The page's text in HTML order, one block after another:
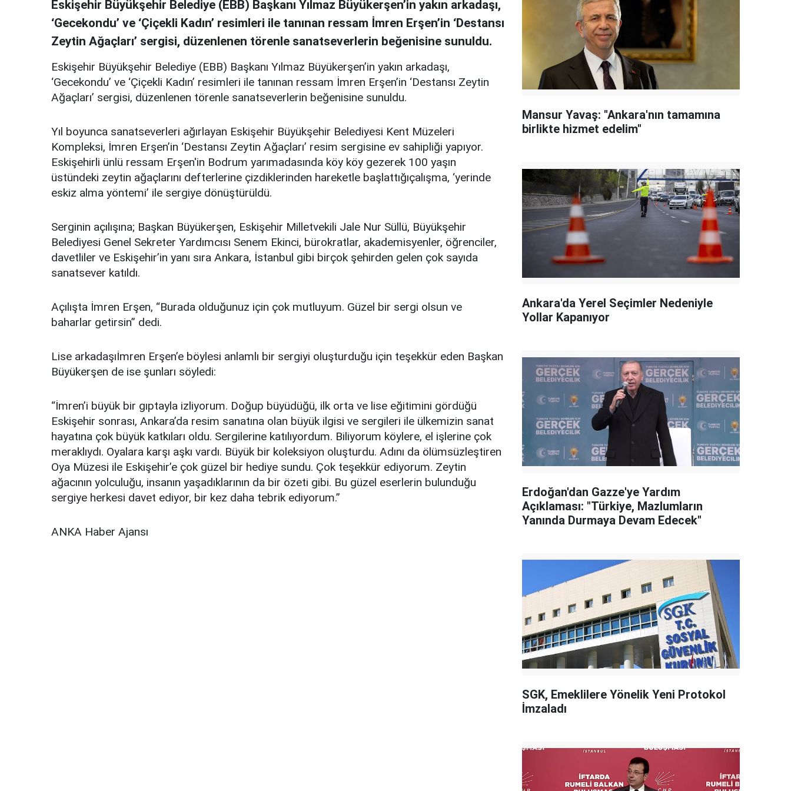
Eskişehir Büyükşehir Belediye (EBB) Başkanı Yılmaz Büyükerşen’in yakın arkadaşı,
‘Gecekondu’ ve ‘Çiçekli Kadın’ resimleri ile tanınan ressam İmren Erşen’in ‘Destansı
Zeytin Ağaçları’ sergisi, düzenlenen törenle sanatseverlerin beğenisine sunuldu.
Eskişehir Büyükşehir Belediye (EBB) Başkanı Yılmaz Büyükerşen’in yakın arkadaşı,
‘Gecekondu’ ve ‘Çiçekli Kadın’ resimleri ile tanınan ressam İmren Erşen’in ‘Destansı Zeytin
Ağaçları’ sergisi, düzenlenen törenle sanatseverlerin beğenisine sunuldu.
Yıl boyunca sanatseverleri ağırlayan Eskişehir Büyükşehir Belediyesi Kent Müzeleri
Kompleksi, İmren Erşen’in ‘Destansı Zeytin Ağaçları’ resim sergisine ev sahipliği yapıyor.
Eskişehirli ünlü ressam Erşen'in Bodrum yarımadasında köy köy gezerek 100 yaşın
üstündeki zeytin ağaçlarını defterlerine çizdiklerinden hareketle başlattığıçalışma, ‘yerinde
eskiz alma yöntemi’ ile sergiye dönüştürüldü.
Serginin açılışına; Başkan Büyükerşen, Eskişehir Milletvekili Jale Nur Süllü, Büyükşehir
Belediyesi Genel Sekreter Yardımcısı Senem Ekinci, bürokratlar, akademisyenler, öğrenciler,
davetliler ve Eskişehir’in yanı sıra Ankara, İstanbul gibi birçok şehirden gelen çok sayıda
sanatsever katıldı.
Açılışta İmren Erşen, “Burada olduğunuz için çok mutluyum. Güzel bir sergi olsun ve
baharlar getirsin” dedi.
Lise arkadaşıİmren Erşen’e böylesi anlamlı bir sergiyi oluşturduğu için teşekkür eden Başkan
Büyükerşen de ise şunları söyledi:
“İmren’i büyük bir gıptayla izliyorum. Doğup büyüdüğü, ilk orta ve lise eğitimini gördüğü
Eskişehir sonrası, Ankara’da resim sanatına olan büyük ilgisi ve sergileri ile ülkemizin sanat
hayatına çok büyük katkıları oldu. Sergilerine katılıyordum. Biliyorum köylere, el işlerine çok
meraklıydı. Oyalara karşı aşkı vardı. Büyük bir koleksiyon oluşturdu. Adını da ölümsüzleştiren
Oya Müzesi ile Eskişehir’e çok güzel bir hediye sundu. Çok teşekkür ediyorum. Zeytin
ağacının yolculuğu, insanın yaşadıklarının da bir özeti gibi. Bu güzel eserlerin bulunduğu
sergiye herkesi davet ediyor, bir kez daha tebrik ediyorum.”
ANKA Haber Ajansı
Mansur Yavaş: "Ankara'nın tamamına
birlikte hizmet edelim"
Ankara'da Yerel Seçimler Nedeniyle
Yollar Kapanıyor
Erdoğan'dan Gazze'ye Yardım
Açıklaması: "Türkiye, Mazlumların
Yanında Durmaya Devam Edecek"
SGK, Emeklilere Yönelik Yeni Protokol
İmzaladı